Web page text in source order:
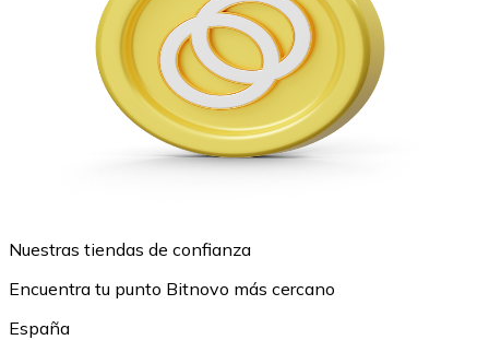
Nuestras tiendas de confianza
Encuentra tu punto Bitnovo más cercano
España